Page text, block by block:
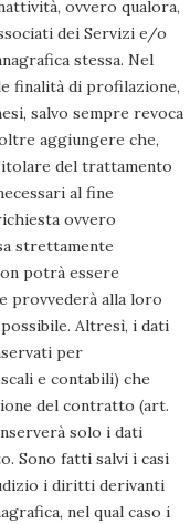
ovvero qualora,
dei Servizi e/o
stessa. Nel
finalità di profilazione,
salvo sempre revoca
aggiungere che,
del trattamento
al fine
ovvero
strettamente
potrà essere
provvederà alla loro
Altresì, i dati
per
e contabili) che
del contratto (art.
solo i dati
Sono fatti salvi i casi
i diritti derivanti
nel qual caso i